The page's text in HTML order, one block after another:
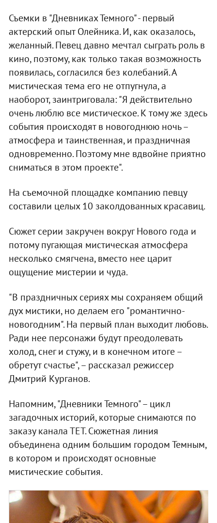
Съемки в "Дневниках Темного" - первый
актерский опыт Олейника. И, как оказалось,
желанный. Певец давно мечтал сыграть роль в
кино, поэтому, как только такая возможность
появилась, согласился без колебаний. А
мистическая тема его не отпугнула, а
наоборот, заинтриговала: "Я действительно
очень люблю все мистическое. К тому же здесь
события происходят в новогоднюю ночь –
атмосфера и таинственная, и праздничная
одновременно. Поэтому мне вдвойне приятно
сниматься в этом проекте".
На съемочной площадке компанию певцу
составили целых 10 заколдованных красавиц.
Сюжет серии закручен вокруг Нового года и
потому пугающая мистическая атмосфера
несколько смягчена, вместо нее царит
ощущение мистерии и чуда.
"В праздничных сериях мы сохраняем общий
дух мистики, но делаем его "романтично-
новогодним". На первый план выходит любовь.
Ради нее персонажи будут преодолевать
холод, снег и стужу, и в конечном итоге –
обретут счастье", – рассказал режиссер
Дмитрий Курганов.
Напомним, "Дневники Темного" – цикл
загадочных историй, которые снимаются по
заказу канала ТЕТ. Сюжетная линия
объединена одним большим городом Темным,
в котором и происходят основные
мистические события.